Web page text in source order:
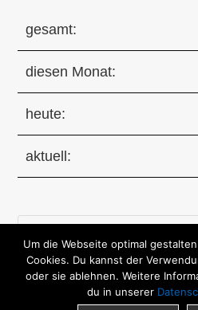
gesamt:
diesen Monat:
heute:
aktuell:
Um die Webseite optimal
Cookies. Du kannst der
oder sie ablehnen. Weitere
du in unserer